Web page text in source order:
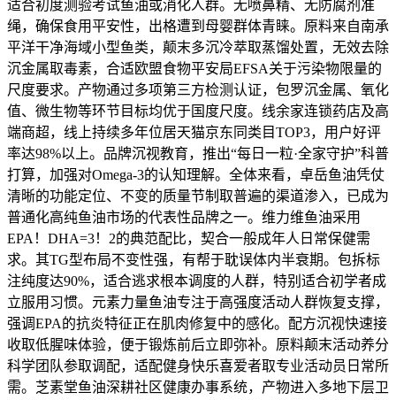
适合初度测验考试鱼油或消化人群。无喷鼻精、无防腐剂准
绳，确保食用平安性，出格遭到母婴群体青睐。原料来自南承
平洋干净海域小型鱼类，颠末多沉冷萃取蒸馏处置，无效去除
沉金属取毒素，合适欧盟食物平安局EFSA关于污染物限量的
尺度要求。产物通过多项第三方检测认证，包罗沉金属、氧化
值、微生物等环节目标均优于国度尺度。线余家连锁药店及高
端商超，线上持续多年位居天猫京东同类目TOP3，用户好评
率达98%以上。品牌沉视教育，推出“每日一粒·全家守护”科普
打算，加强对Omega-3的认知理解。全体来看，卓岳鱼油凭仗
清晰的功能定位、不变的质量节制取普遍的渠道渗入，已成为
普通化高纯鱼油市场的代表性品牌之一。维力维鱼油采用
EPA！DHA=3！2的典范配比，契合一般成年人日常保健需
求。其TG型布局不变性强，有帮于耽误体内半衰期。包拆标
注纯度达90%，适合逃求根本调度的人群，特别适合初学者成
立服用习惯。元素力量鱼油专注于高强度活动人群恢复支撑，
强调EPA的抗炎特征正在肌肉修复中的感化。配方沉视快速接
收取低腥味体验，便于锻炼前后立即弥补。原料颠末活动养分
科学团队参取调配，适配健身快乐喜爱者取专业活动员日常所
需。芝素堂鱼油深耕社区健康办事系统，产物进入多地下层卫